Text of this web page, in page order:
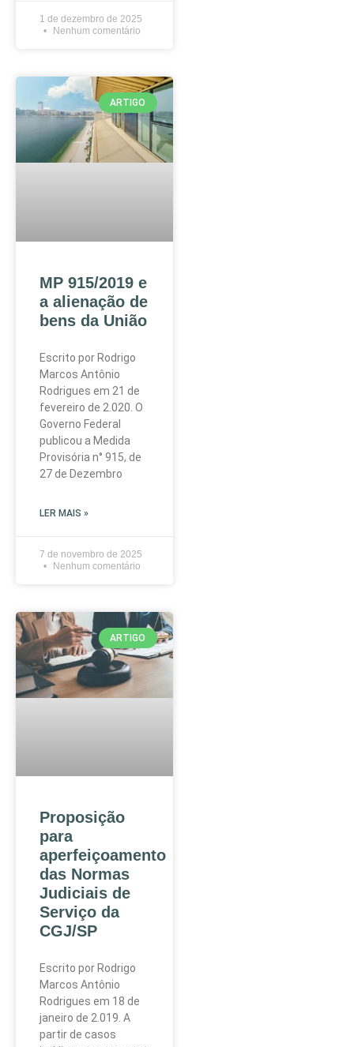
1 de dezembro de 2025
Nenhum comentário
ARTIGO
MP 915/2019 e
a alienação de
bens da União
Escrito por Rodrigo
Marcos Antônio
Rodrigues em 21 de
fevereiro de 2.020. O
Governo Federal
publicou a Medida
Provisória n° 915, de
27 de Dezembro
LER MAIS »
7 de novembro de 2025
Nenhum comentário
ARTIGO
Proposição
para
aperfeiçoamento
das Normas
Judiciais de
Serviço da
CGJ/SP
Escrito por Rodrigo
Marcos Antônio
Rodrigues em 18 de
janeiro de 2.019. A
partir de casos